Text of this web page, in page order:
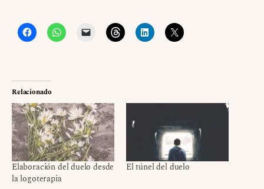
Relacionado
Elaboración del duelo desde
la logoterapia
El túnel del duelo